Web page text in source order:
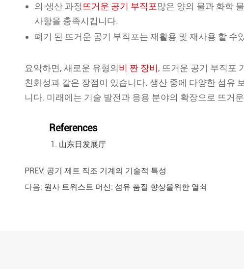
의 생산 과정뜨거운 공기 부직포많은 양의 물과 화학
사항을 충족시킵니다.
폐기 된 뜨거운 공기 부직포는 재활용 및 재사용 할
요약하면, 새로운 유형의비 짠 장비, 뜨거운 공기 부직포
친화성과 같은 장점이 있습니다. 생산 중에 다양한 섬유
니다. 미래에는 기술 발전과 응용 분야의 확장으로 뜨거
References
山东日发展厅
PREV: 공기 제트 직조 기계의 기술적 특성
다음: 원사 트위스트 머신: 섬유 품질 향상을위한 열쇠